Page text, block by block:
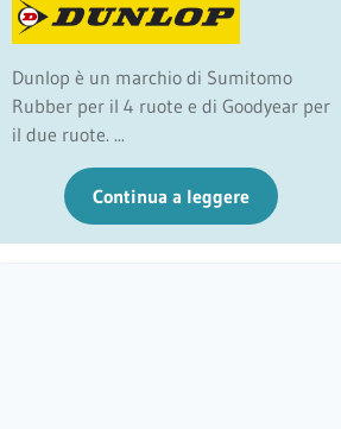
Dunlop è un marchio di Sumitomo
Rubber per il 4 ruote e di Goodyear per
il due ruote. ...
Continua a leggere